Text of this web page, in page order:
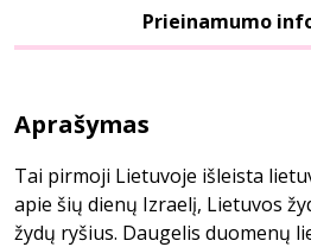
Prieinamumo
Aprašymas
Tai pirmoji Lietuvoje išleista
apie šių dienų Izraelį, Lietuvos
žydų ryšius. Daugelis duomenų